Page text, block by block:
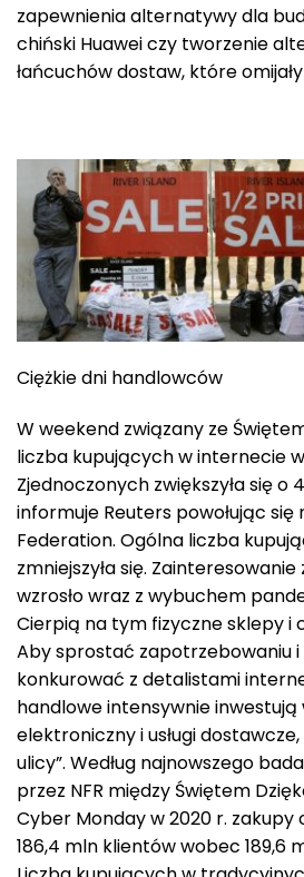
zapewnienia alternatywy dla
chiński Huawei czy tworzenie
łańcuchów dostaw, które
Ciężkie dni handlowców
W weekend związany ze
liczba kupujących w internecie
Zjednoczonych zwiększyła się o
informuje Reuters powołując się
Federation. Ogólna liczba
zmniejszyła się.
wzrosło wraz z wybuchem
Cierpią na tym fizyczne sklepy i
Aby sprostać zapotrzebowaniu i
konkurować z detalistami
handlowe intensywnie inwestują
elektroniczny i usługi
ulicy”. Według najnowszego
przez NFR między Świętem
Cyber Monday w 2020 r. zakupy
186,4 mln klientów wobec 189,6